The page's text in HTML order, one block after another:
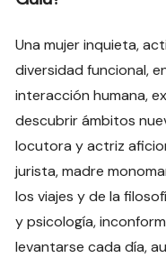
Una mujer inquieta,
diversidad funcional,
interacción humana,
descubrir ámbitos
locutora y actriz
jurista, madre
los viajes y de la
y psicología,
levantarse cada día,